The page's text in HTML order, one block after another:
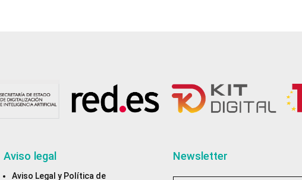
Aviso legal
Aviso Legal y Política de
Newsletter